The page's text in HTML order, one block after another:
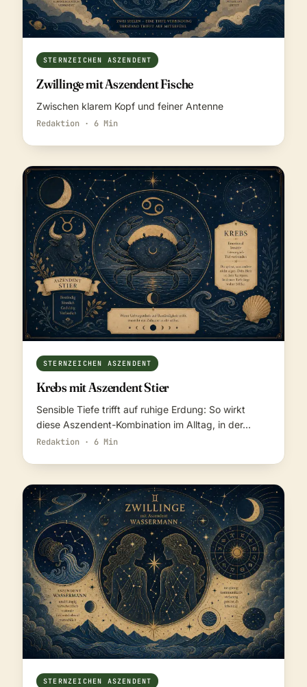
STERNZEICHEN ASZENDENT
Zwillinge mit Aszendent Fische
Zwischen klarem Kopf und feiner Antenne
Redaktion · 6 Min
STERNZEICHEN ASZENDENT
Krebs mit Aszendent Stier
Sensible Tiefe trifft auf ruhige Erdung: So wirkt
diese Aszendent-Kombination im Alltag, in der…
Redaktion · 6 Min
STERNZEICHEN ASZENDENT